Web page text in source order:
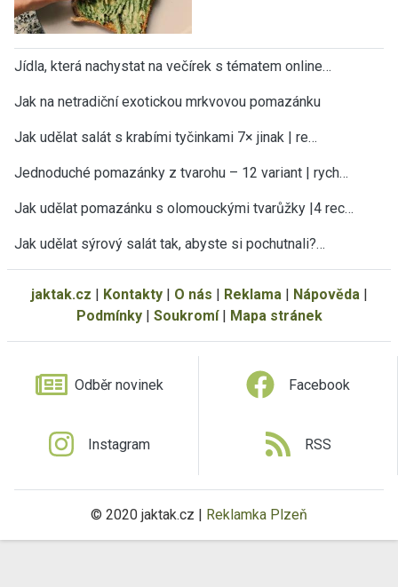
Jídla, která nachystat na večírek s tématem online…
Jak na netradiční exotickou mrkvovou pomazánku
Jak udělat salát s krabími tyčinkami 7× jinak | re…
Jednoduché pomazánky z tvarohu – 12 variant | rych…
Jak udělat pomazánku s olomouckými tvarůžky |4 rec…
Jak udělat sýrový salát tak, abyste si pochutnali?…
jaktak.cz | Kontakty| O nás | Reklama | Nápověda |
Podmínky| Soukromí| Mapa stránek
Odběr novinek Facebook
Instagram RSS
© 2020 jaktak.cz | Reklamka Plzeň